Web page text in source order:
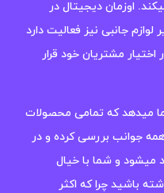
اوزمان دیجیتال در
جانبی نیز فعالیت دارد
مشتریان خود قرار
میدهد که تمامی محصولات
همه جوانب بررسی کرده و در
میشود و شما با خیال
باشید چرا که اکثر